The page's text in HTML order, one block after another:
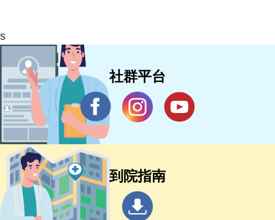
s
社群平台
到院指南